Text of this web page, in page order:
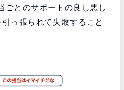
ごとのサポートの良し悪し
っ張られて失敗すること